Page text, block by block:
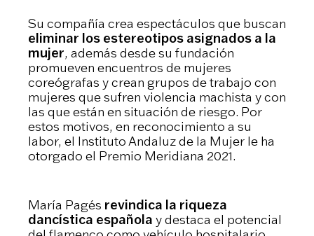
Su compañía crea espectáculos que buscan
eliminar los estereotipos asignados a la
mujer, además desde su fundación
promueven encuentros de mujeres
coreógrafas y crean grupos de trabajo con
mujeres que sufren violencia machista y con
las que están en situación de riesgo. Por
estos motivos, en reconocimiento a su
labor, el Instituto Andaluz de la Mujer le ha
otorgado el Premio Meridiana 2021.
María Pagés revindica la riqueza
dancística española y destaca el potencial